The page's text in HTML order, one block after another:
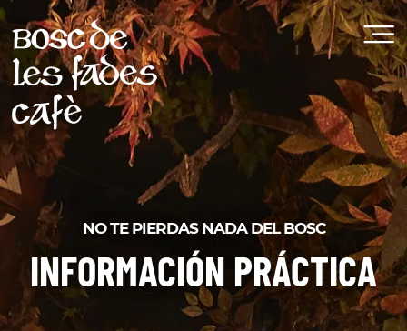
NO TE PIERDAS NADA DEL BOSC
INFORMACIÓN PRÁCTICA